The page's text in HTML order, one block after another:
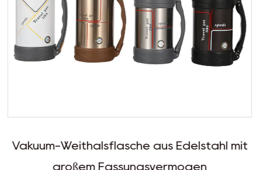
Edelstahl mit
Großer Vakuum-
breiter